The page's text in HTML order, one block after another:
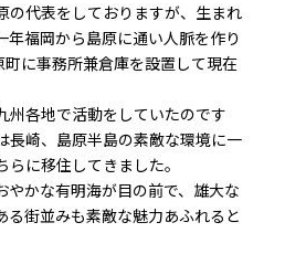
の代表をしておりますが、生まれ
年福岡から島原に通い人脈を作り
に事務所兼倉庫を設置して現在
州各地で活動をしていたのです
長崎、島原半島の素敵な環境に一
に移住してきました。
やかな有明海が目の前で、雄大な
る街並みも素敵な魅力あふれると